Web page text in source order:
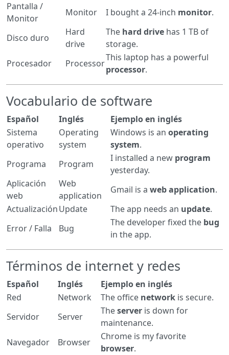
Pantalla /
Monitor
Monitor I bought a 24-inch monitor.
Disco duro
Hard
drive
The hard drive has 1 TB of
storage.
Procesador
Processor
This laptop has a powerful
processor.
Vocabulario de software
Español Inglés
Ejemplo en inglés
Sistema
operativo
Operating
system
Windows is an operating
system.
Programa
Program
I installed a new program
yesterday.
Aplicación
web
Web
application
Gmail is a web application.
ActualizaciónUpdate The app needs an update.
Error / Falla
Bug
The developer fixed the bug
in the app.
Términos de internet y redes
Español Inglés
Ejemplo en inglés
Red
Network The office network is secure.
Servidor
Server
Theserver is down for
maintenance.
Navegador
Browser
Chrome is my favorite
browser.